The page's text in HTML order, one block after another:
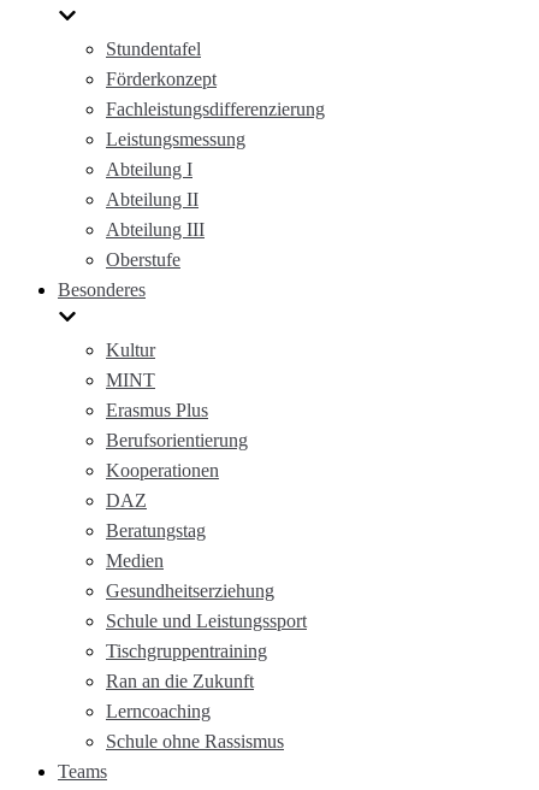
Stundentafel
Förderkonzept
Fachleistungsdifferenzierung
Leistungsmessung
Abteilung I
Abteilung II
Abteilung III
Oberstufe
Besonderes
Kultur
MINT
Erasmus Plus
Berufsorientierung
Kooperationen
DAZ
Beratungstag
Medien
Gesundheitserziehung
Schule und Leistungssport
Tischgruppentraining
Ran an die Zukunft
Lerncoaching
Schule ohne Rassismus
Teams